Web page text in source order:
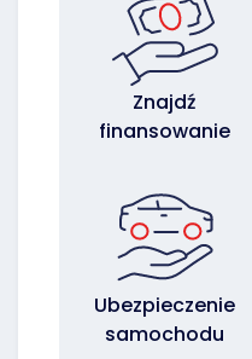
Znajdź
finansowanie
Ubezpieczenie
samochodu